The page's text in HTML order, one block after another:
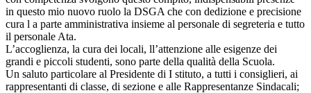
in questo mio nuovo ruolo la DSGA che con dedizione e precisione
cura l a parte amministrativa insieme al personale di segreteria e tutto
il personale Ata.
L’accoglienza, la cura dei locali, ll’attenzione alle esigenze dei
grandi e piccoli studenti, sono parte della qualità della Scuola.
Un saluto particolare al Presidente di I stituto, a tutti i consiglieri, ai
rappresentanti di classe, di sezione e alle Rappresentanze Sindacali;